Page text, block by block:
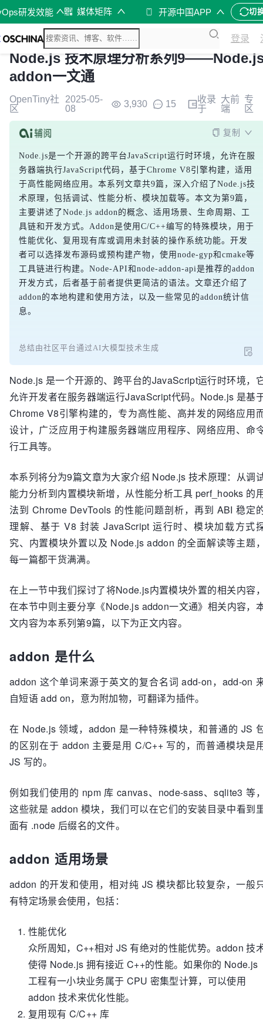
研发效能 媒体矩阵 开源中国APP 切
登录
Node.js 技术原理分析系列
addon一文通
OpenTiny社
区
2025-05-
08
3,930 15
收录
于
大前
端
专
区
复制
Node.js是一个开源的跨平台JavaScript运行时环境，允许在服
务器端执行JavaScript代码，基于Chrome V8引擎构建，适用
于高性能网络应用。本系列文章共9篇，深入介绍了Node.js技
术原理，包括调试、性能分析、模块加载等。本文为第9篇，
主要讲述了Node.js addon的概念、适用场景、生命周期、工
具链和开发方式。Addon是使用C/C++编写的特殊模块，用于
性能优化、复用现有库或调用未封装的操作系统功能。开发
者可以选择发布源码或预构建产物，使用node-gyp和cmake等
工具链进行构建。Node-API和node-addon-api是推荐的addon
开发方式，后者基于前者提供更简洁的语法。文章还介绍了
addon的本地构建和使用方法，以及一些常见的addon统计信
息。
总结由社区平台通过AI大模型技术生成
Node.js 是一个开源的、跨平台的JavaScript运行时环境，
允许开发者在服务器端运行JavaScript代码。Node.js 是基
Chrome V8引擎构建的，专为高性能、高并发的网络应用
设计，广泛应用于构建服务器端应用程序、网络应用、命
行工具等。
本系列将分为9篇文章为大家介绍 Node.js 技术原理：从调
能力分析到内置模块新增，从性能分析工具 perf_hooks 的
法到 Chrome DevTools 的性能问题剖析，再到 ABI 稳定
理解、基于 V8 封装 JavaScript 运行时、模块加载方式
究、内置模块外置以及 Node.js addon 的全面解读等主题
每一篇都干货满满。
在上一节中我们探讨了将Node.js内置模块外置的相关内容
在本节中则主要分享《Node.js addon一文通》相关内容，
文内容为本系列第9篇，以下为正文内容。
addon 是什么
addon 这个单词来源于英文的复合名词 add-on，add-on
自短语 add on，意为附加物，可翻译为插件。
在 Node.js 领域，addon 是一种特殊模块，和普通的 JS
的区别在于 addon 主要是用 C/C++ 写的，而普通模块是
JS 写的。
例如我们使用的 npm 库 canvas、node-sass、sqlite3 等
这些就是 addon 模块，我们可以在它们的安装目录中看到
面有 .node 后缀名的文件。
addon 适用场景
addon 的开发和使用，相对纯 JS 模块都比较复杂，一般
有特定场景会使用，包括：
性能优化
众所周知，C++相对 JS 有绝对的性能优势。addon 技
使得 Node.js 拥有接近 C++的性能。如果你的 Node.js
工程有一小块业务属于 CPU 密集型计算，可以使用
addon 技术来优化性能。
复用现有 C/C++ 库